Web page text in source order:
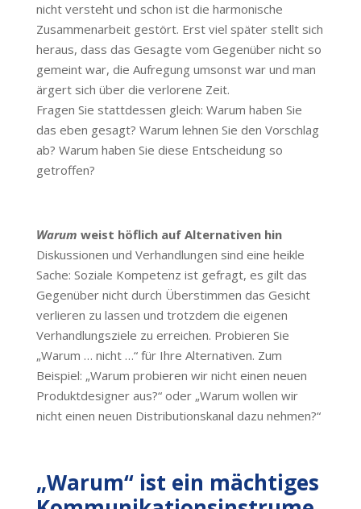
nicht versteht und schon ist die harmonische
Zusammenarbeit gestört. Erst viel später stellt sich
heraus, dass das Gesagte vom Gegenüber nicht so
gemeint war, die Aufregung umsonst war und man
ärgert sich über die verlorene Zeit.
Fragen Sie stattdessen gleich: Warum haben Sie
das eben gesagt? Warum lehnen Sie den Vorschlag
ab? Warum haben Sie diese Entscheidung so
getroffen?
Warum weist höflich auf Alternativen hin
Diskussionen und Verhandlungen sind eine heikle
Sache: Soziale Kompetenz ist gefragt, es gilt das
Gegenüber nicht durch Überstimmen das Gesicht
verlieren zu lassen und trotzdem die eigenen
Verhandlungsziele zu erreichen. Probieren Sie
„Warum … nicht …“ für Ihre Alternativen. Zum
Beispiel: „Warum probieren wir nicht einen neuen
Produktdesigner aus?“ oder „Warum wollen wir
nicht einen neuen Distributionskanal dazu nehmen?“
„Warum“ ist ein mächtiges